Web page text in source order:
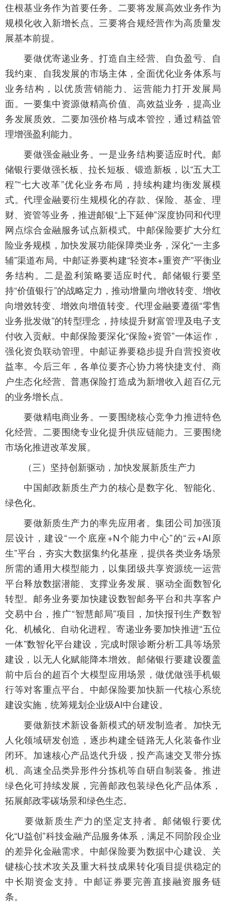
住根基业务作为首要任务。二要将发展高效业务作为
规模化收入新增长点。三要将合规经营作为高质量发
展基本前提。
要做优寄递业务。打造自主经营、自负盈亏、自
我约束、自我发展的市场主体，全面优化业务体系与
业务结构，以优质营销能力、运营能力打开发展局
面。一要集中资源做精高价值、高效益业务，提高业
务发展质效。二要加强价格与成本管控，通过精益管
理增强盈利能力。
要做强金融业务。一是业务结构要适应时代。邮
储银行要做强长板、拉长短板、锻造新板，以“五大工
程”“七大改革”优化业务布局，持续构建均衡发展模
式。代理金融要衍生规模化的存款、保险、基金、理
财、资管等业务，推进邮银“上下延伸”深度协同和代理
网点综合金融服务试点新模式。中邮保险要扩大分红
险业务规模，加快发展功能保障类业务，深化“一主多
辅”渠道布局。中邮证券要构建“轻资本+重资产”平衡业
务结构。二是盈利策略要适应时代。邮储银行要坚
持“价值银行”的战略定力，推动增量向增收转变、增收
向增效转变、增效向增值转变。代理金融要遵循“零售
业务批发做”的转型理念，持续提升财富管理及电子支
付收入贡献。中邮保险要深化“保险+资管”一体运作，
强化资负联动管理。中邮证券要稳步提升自营投资收
益率。今后三年，各单位要齐心协力将快捷支付、商
户生态化经营、普惠保险打造成为新增收入超百亿元
的业务增长点。
要做精电商业务。一要围绕核心竞争力推进特色
化经营。二要围绕专业化提升供应链能力。三要围绕
市场化推进改革发展。
（三）坚持创新驱动，加快发展新质生产力
中国邮政新质生产力的核心是数字化、智能化、
绿色化。
要做新质生产力的率先应用者。集团公司加强顶
层设计，建设“一个底座+N个能力中心”的“云+AI原
生”平台，夯实大数据集约化基座，提供各类业务场景
所需的通用大模型能力，以集团级共享资源统一运营
平台释放数据潜能、支撑业务发展、驱动全面数智化
转型。邮务业务要加快建设数智邮务平台和共享客户
交易中台，推广“智慧邮局”项目，加快报刊生产数智
化、机械化、自动化进程。寄递业务要加快推进“五位
一体”数智化平台建设，完成时限诊断分析工具等场景
建设，以无人化赋能降本增效。邮储银行要建设覆盖
前中后台的超百个大模型应用场景，做优做强手机银
行等对客重点平台。中邮保险要加快新一代核心系统
建设实施，统筹规划企业级AI中台建设。
要做新技术新设备新模式的研发制造者。加快无
人化领域研发创造，逐步构建全链路无人化装备作业
闭环。加速核心产品迭代升级，投产高速交叉带分拣
机、高速全品类异形件分拣机等自研自制装备。推进
绿色化可持续发展，完善邮政包装绿色化产品体系，
拓展邮政零碳场景和绿色生态。
要做新质生产力的坚定支持者。邮储银行要优
化“U益创”科技金融产品服务体系，满足不同阶段企业
的差异化金融需求。中邮保险要为数据中心建设、关
键核心技术攻关及重大科技成果转化项目提供稳定的
中长期资金支持。中邮证券要完善直接融资服务链
条。